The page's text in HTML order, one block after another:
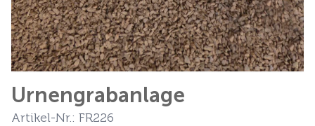
Urnengrabanlage
Artikel-Nr.: FR226